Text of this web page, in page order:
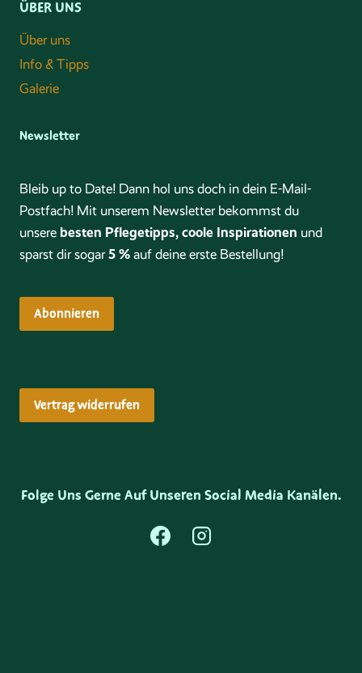
ÜBER UNS
Über uns
Info & Tipps
Galerie
Newsletter
Bleib up to Date! Dann hol uns doch in dein E-Mail-
Postfach! Mit unserem Newsletter bekommst du
unsere besten Pflegetipps, coole Inspirationen und
sparst dir sogar5 % auf deine erste Bestellung!
Abonnieren
Vertrag widerrufen
Folge Uns Gerne Auf Unseren Social Media Kanälen.